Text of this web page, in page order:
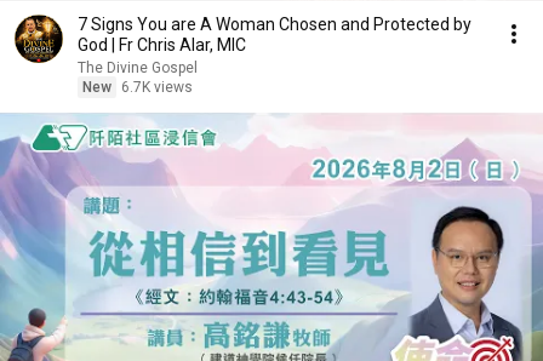
7 Signs You are A Woman Chosen and Protected by
God | Fr Chris Alar, MIC
The Divine Gospel
New
6.7K views